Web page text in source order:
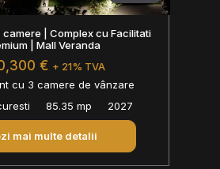
camere | Complex cu Facilitati
| Mall Veranda
€ + 21% TVA
cu 3 camere de vânzare
85.35 mp 2027
mai multe detalii